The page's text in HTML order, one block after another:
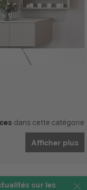
dans cette catégorie
Afficher plus
sur les